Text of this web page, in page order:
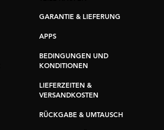
GARANTIE & LIEFERUNG
APPS
BEDINGUNGEN UND
KONDITIONEN
LIEFERZEITEN &
VERSANDKOSTEN
RÜCKGABE & UMTAUSCH